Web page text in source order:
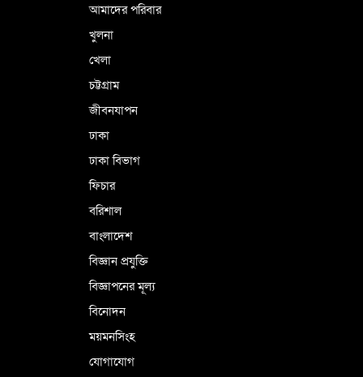
আমাদের পরিবার
খুলনা
খেলা
চট্টগ্রাম
জীবনযাপন
ঢাকা
ঢাকা বিভাগ
ফিচার
বরিশাল
বাংলাদেশ
বিজ্ঞান প্রযুক্তি
বিজ্ঞাপনের মূল্য
বিনোদন
ময়মনসিংহ
যোগাযোগ